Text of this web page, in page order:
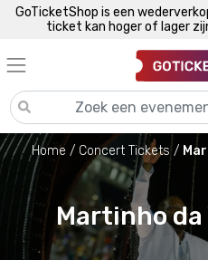
GoTicketShop is een
ticket kan hoger of lager
Home Concert Tickets
Martinho